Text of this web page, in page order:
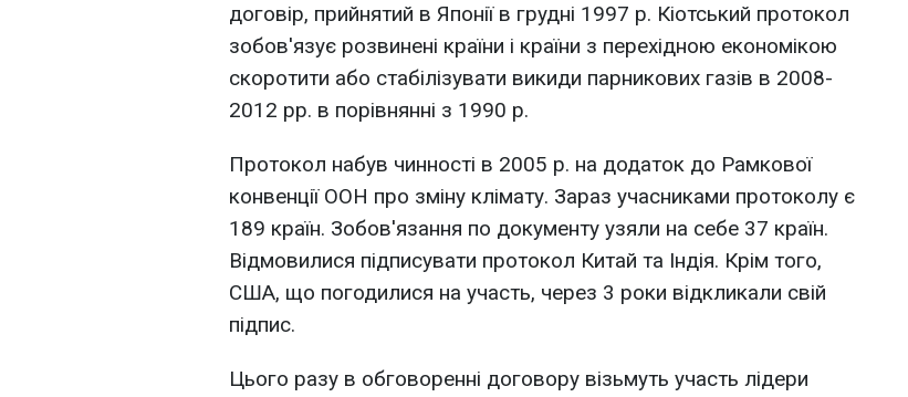
договір, прийнятий в Японії в грудні 1997 р. Кіотський протокол
зобов'язує розвинені країни і країни з перехідною економікою
скоротити або стабілізувати викиди парникових газів в 2008-
2012 рр. в порівнянні з 1990 р.
Протокол набув чинності в 2005 р. на додаток до Рамкової
конвенції ООН про зміну клімату. Зараз учасниками протоколу є
189 країн. Зобов'язання по документу узяли на себе 37 країн.
Відмовилися підписувати протокол Китай та Індія. Крім того,
США, що погодилися на участь, через 3 роки відкликали свій
підпис.
Цього разу в обговоренні договору візьмуть участь лідери